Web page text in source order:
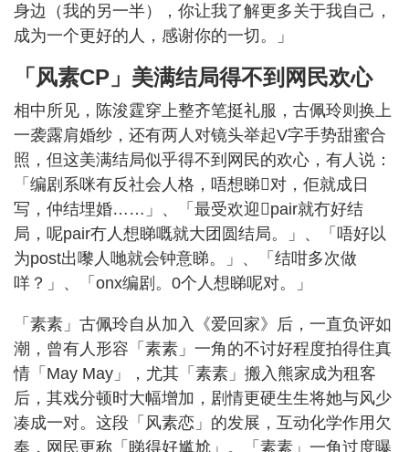
身边（我的另一半），你让我了解更多关于我自己，
成为一个更好的人，感谢你的一切。」
「风素CP」美满结局得不到网民欢心
相中所见，陈浚霆穿上整齐笔挺礼服，古佩玲则换上
一袭露肩婚纱，还有两人对镜头举起V字手势甜蜜合
照，但这美满结局似乎得不到网民的欢心，有人说：
「编剧系咪有反社会人格，唔想睇𠮶对，佢就成日
写，仲结埋婚……」、「最受欢迎𠮶pair就冇好结
局，呢pair冇人想睇嘅就大团圆结局。」、「唔好以
为post出嚟人哋就会钟意睇。」、「结咁多次做
咩？」、「onx编剧。0个人想睇呢对。」
「素素」古佩玲自从加入《爱回家》后，一直负评如
潮，曾有人形容「素素」一角的不讨好程度拍得住真
情「May May」，尤其「素素」搬入熊家成为租客
后，其戏分顿时大幅增加，剧情更硬生生将她与风少
凑成一对。这段「风素恋」的发展，互动化学作用欠
奉，网民更称「睇得好尴尬」。「素素」一角过度曝